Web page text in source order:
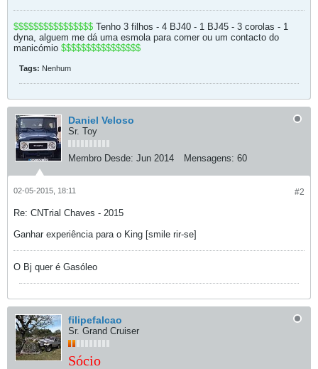
$$$$$$$$$$$$$$$$ Tenho 3 filhos - 4 BJ40 - 1 BJ45 - 3 corolas - 1
dyna, alguem me dá uma esmola para comer ou um contacto do
manicómio $$$$$$$$$$$$$$$$
Tags: Nenhum
Daniel Veloso
Sr. Toy
Membro Desde: Jun 2014 Mensagens: 60
#2
02-05-2015, 18:11
Re: CNTrial Chaves - 2015
Ganhar experiência para o King [smile rir-se]
O Bj quer é Gasóleo
filipefalcao
Sr. Grand Cruiser
Sócio